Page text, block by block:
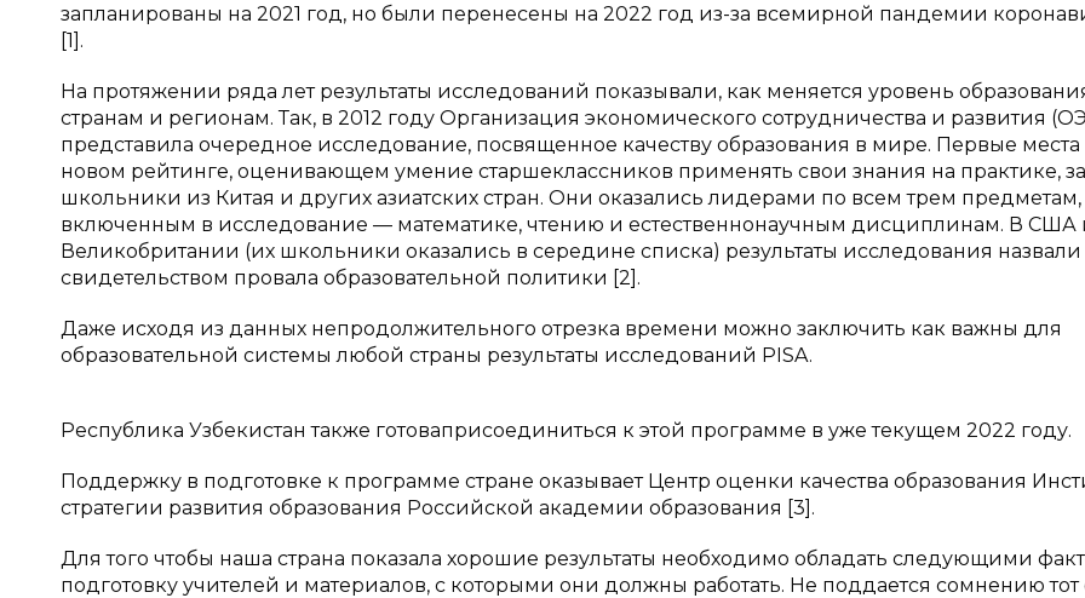
запланированы на 2021 год, но были перенесены на 2022 год из-за всемирной пандемии
[1].
На протяжении ряда лет результаты исследований показывали, как меняется уровень
странам и регионам. Так, в 2012 году Организация экономического сотрудничества и развития
представила очередное исследование, посвященное качеству образования в мире. Первые места
новом рейтинге, оценивающем умение старшеклассников применять свои знания на практике,
школьники из Китая и других азиатских стран. Они оказались лидерами по всем трем предметам,
включенным в исследование — математике, чтению и естественнонаучным дисциплинам. В США
Великобритании (их школьники оказались в середине списка) результаты исследования назвали
свидетельством провала образовательной политики [2].
Даже исходя из данных непродолжительного отрезка времени можно заключить как важны для
образовательной системы любой страны результаты исследований PISA.
Республика Узбекистан также готоваприсоединиться к этой программе в уже текущем 2022 году.
Поддержку в подготовке к программе стране оказывает Центр оценки качества образования
стратегии развития образования Российской академии образования [3].
Для того чтобы наша страна показала хорошие результаты необходимо обладать следующими
подготовку учителей и материалов, с которыми они должны работать. Не поддается сомнению тот